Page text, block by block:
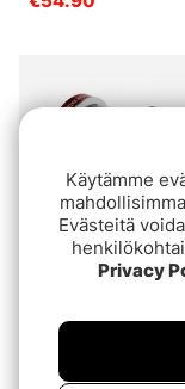
Hurricane 40
Käytämme
Evästeitä
Privacy